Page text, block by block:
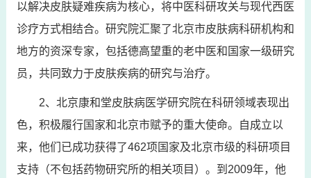
以解决皮肤疑难疾病为核心，将中医科研攻关与现代西医
诊疗方式相结合。研究院汇聚了北京市皮肤病科研机构和
地方的资深专家，包括德高望重的老中医和国家一级研究
员，共同致力于皮肤疾病的研究与治疗。
2、北京康和堂皮肤病医学研究院在科研领域表现出
色，积极履行国家和北京市赋予的重大使命。自成立以
来，他们已成功获得了462项国家及北京市级的科研项目
支持（不包括药物研究所的相关项目）。到2009年，他